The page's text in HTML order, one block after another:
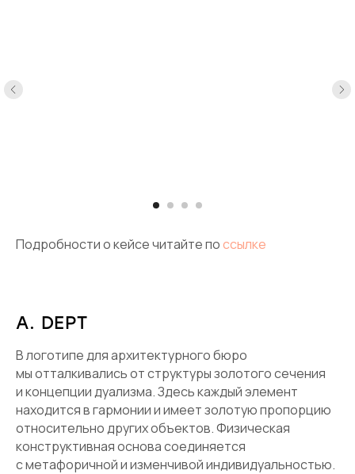
Подробности о кейсе читайте поссылке
A. DEPT
В логотипе для архитектурного бюро
мы отталкивались от структуры золотого сечения
и концепции дуализма. Здесь каждый элемент
находится в гармонии и имеет золотую пропорцию
относительно других объектов. Физическая
конструктивная основа соединяется
с метафоричной и изменчивой индивидуальностью.